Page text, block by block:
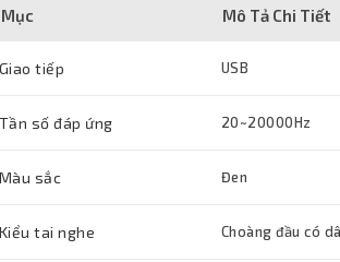
Mục Mô Tả Chi Tiết
Giao tiếp USB
Tần số đáp ứng 20~20000Hz
Màu sắc Đen
Kiểu tai nghe Choàng đầu có